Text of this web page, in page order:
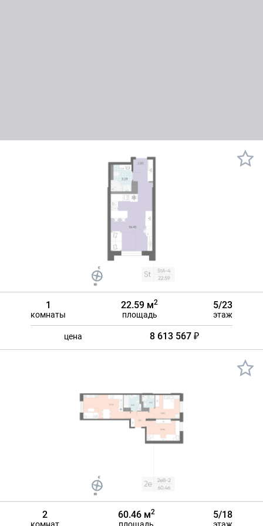
1
комнаты
22.59 м2
площадь
5/23
этаж
цена 8 613 567 ₽
2
комнат
60.46 м2
площадь
5/18
этаж